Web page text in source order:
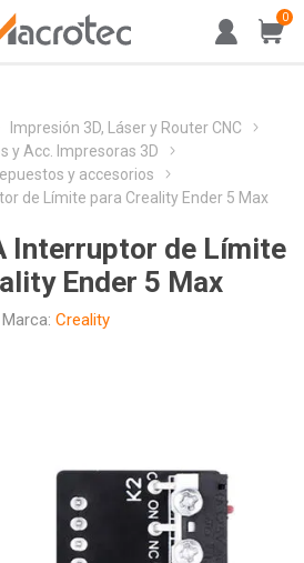
0
Impresión 3D, Láser y Router CNC
y Acc. Impresoras 3D
y accesorios
de Límite para Creality Ender 5 Max
Interruptor de Límite
Ender 5 Max
Marca: Creality